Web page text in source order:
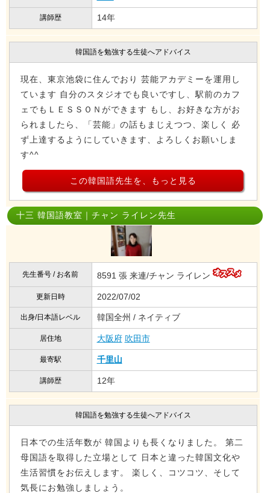
講師歴 14年
韓国語を勉強する生徒へアドバイス
現在、東京池袋に住んでおり 芸能アカデミーを運用し
ています 自分のスタジオでも良いですし、駅前のカフ
ェでもＬＥＳＳＯＮができます もし、お好きな方がお
られましたら、「芸能」の話もまじえつつ、楽しく 必
ず上達するようにしていきます、よろしくお願いしま
す^^
この韓国語先生を、もっと見る
十三 韓国語教室｜チャン ライレン先生
先生番号 / お名前 8591 張 来連/チャン ライレン
更新日時 2022/07/02
出身/日本語レベル 韓国全州 / ネイティブ
居住地 大阪府 吹田市
最寄駅 千里山
講師歴 12年
韓国語を勉強する生徒へアドバイス
日本での生活年数が 韓国よりも長くなりました。 第二
母国語を取得した立場として 日本と違った韓国文化や
生活習慣をお伝えします。 楽しく、コツコツ、そして
気長にお勉強しましょう。